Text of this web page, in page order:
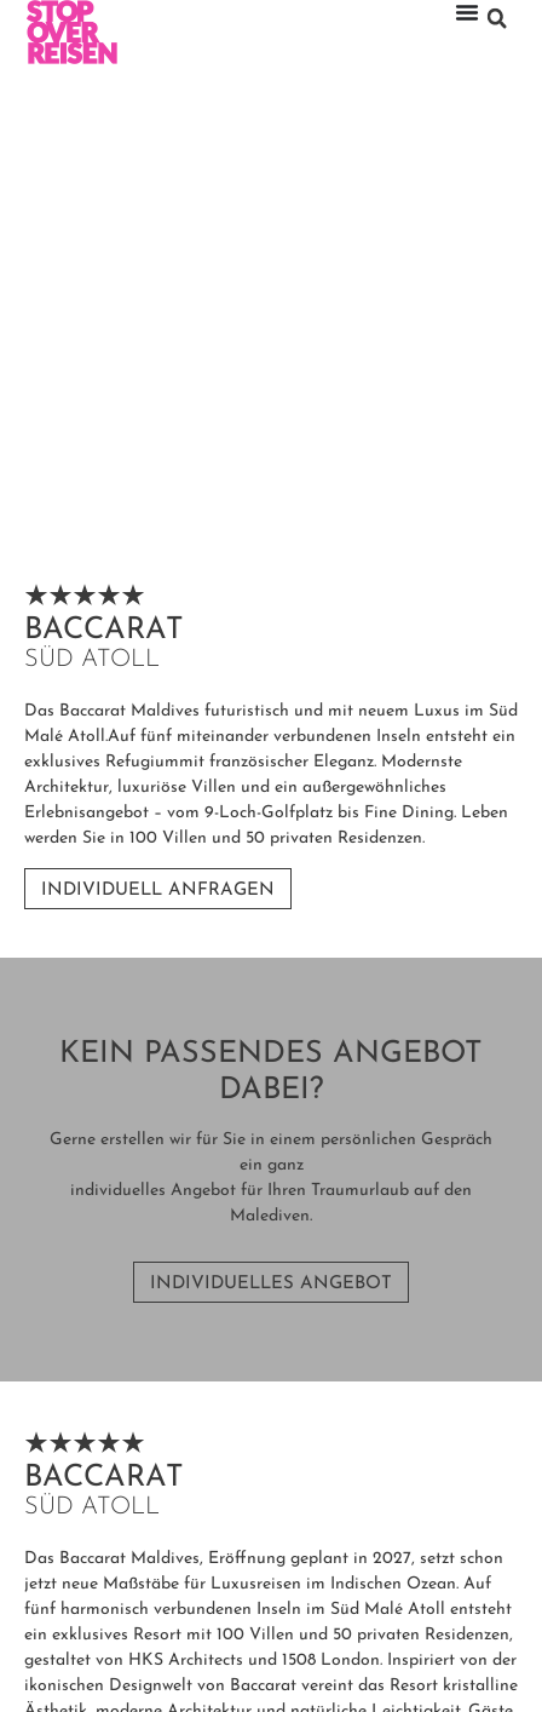
BACCARAT
SÜD ATOLL
Das Baccarat Maldives futuristisch und mit neuem Luxus im Süd
Malé Atoll.Auf fünf miteinander verbundenen Inseln entsteht ein
exklusives Refugiummit französischer Eleganz. Modernste
Architektur, luxuriöse Villen und ein außergewöhnliches
Erlebnisangebot – vom 9-Loch-Golfplatz bis Fine Dining. Leben
werden Sie in 100 Villen und 50 privaten Residenzen.
INDIVIDUELL ANFRAGEN
KEIN PASSENDES ANGEBOT
DABEI?
Gerne erstellen wir für Sie in einem persönlichen Gespräch
ein ganz
individuelles Angebot für Ihren Traumurlaub auf den
Malediven.
INDIVIDUELLES ANGEBOT
BACCARAT
SÜD ATOLL
Das Baccarat Maldives, Eröffnung geplant in 2027, setzt schon
jetzt neue Maßstäbe für Luxusreisen im Indischen Ozean. Auf
fünf harmonisch verbundenen Inseln im Süd Malé Atoll entsteht
ein exklusives Resort mit 100 Villen und 50 privaten Residenzen,
gestaltet von HKS Architects und 1508 London. Inspiriert von der
ikonischen Designwelt von Baccarat vereint das Resort kristalline